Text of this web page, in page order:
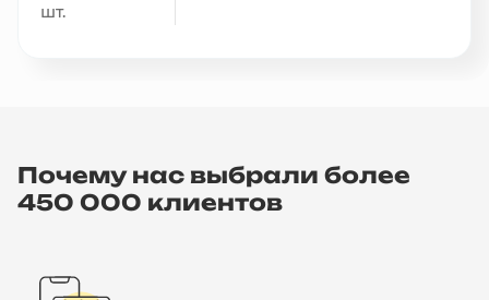
шт.
Почему нас выбрали более
450 000 клиентов